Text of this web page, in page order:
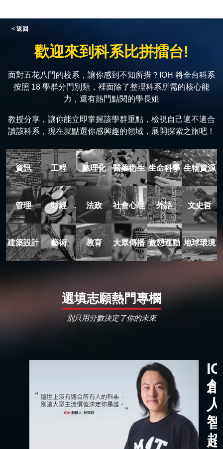
< 返回
歡迎來到科系比拼擂台!
面對五花八門的校系，讓你感到不知所措？IOH 將全台科系
按照 18 學群分門別類，裡面除了整理科系所需的核心能
力，還有熱門點閱的學長姐
教授分享，讓你能立即掌握該學群重點，檢視自己適不適合
讀該科系，現在就點選你感興趣的領域，展開探索之旅吧！
資訊 工程 數理化 醫藥衛生 生命科學 生物資源
管理 財經 法政 社會心理 外語 文史哲
建築設計 藝術 教育 大眾傳播 遊憩運動 地球環境
選填志願熱門專欄
別只用分數決定了你的未來
智